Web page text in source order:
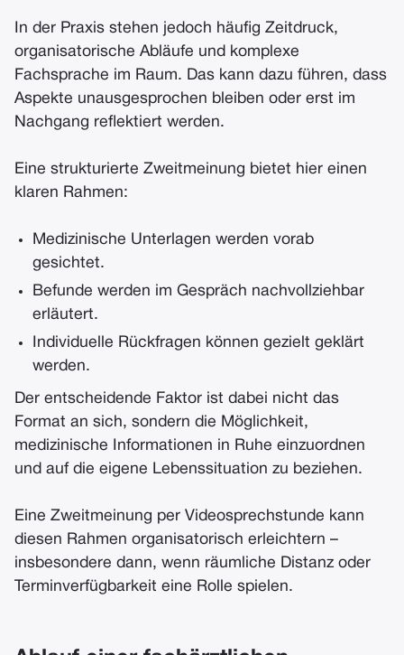
In der Praxis stehen jedoch häufig Zeitdruck,
organisatorische Abläufe und komplexe
Fachsprache im Raum. Das kann dazu führen, dass
Aspekte unausgesprochen bleiben oder erst im
Nachgang reflektiert werden.
Eine strukturierte Zweitmeinung bietet hier einen
klaren Rahmen:
Medizinische Unterlagen werden vorab
gesichtet.
Befunde werden im Gespräch nachvollziehbar
erläutert.
Individuelle Rückfragen können gezielt geklärt
werden.
Der entscheidende Faktor ist dabei nicht das
Format an sich, sondern die Möglichkeit,
medizinische Informationen in Ruhe einzuordnen
und auf die eigene Lebenssituation zu beziehen.
Eine Zweitmeinung per Videosprechstunde kann
diesen Rahmen organisatorisch erleichtern –
insbesondere dann, wenn räumliche Distanz oder
Terminverfügbarkeit eine Rolle spielen.